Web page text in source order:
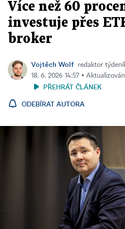
Více než 60
investuje přes
broker
Vojtěch Wolf
redaktor
18. 6. 2026 14:57 ▪
PŘEHRÁT ČLÁNEK
ODEBÍRAT AUTORA